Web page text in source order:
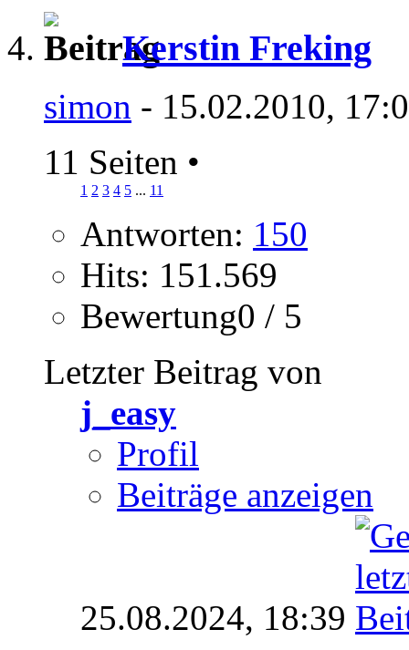
Kerstin Freking
simon - 15.02.2010,
11 Seiten •
1 2 3 4 5 ... 11
Antworten: 150
Hits: 151.569
Bewertung0 / 5
Letzter Beitrag von
j_easy
Profil
Beiträge anzeigen
25.08.2024, 18:39